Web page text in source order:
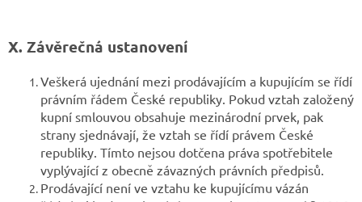
X. Závěrečná ustanovení
Veškerá ujednání mezi prodávajícím a kupujícím se řídí
právním řádem České republiky. Pokud vztah založený
kupní smlouvou obsahuje mezinárodní prvek, pak
strany sjednávají, že vztah se řídí právem České
republiky. Tímto nejsou dotčena práva spotřebitele
vyplývající z obecně závazných právních předpisů.
Prodávající není ve vztahu ke kupujícímu vázán